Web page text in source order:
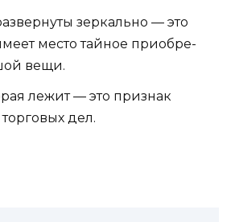
зеркально — это
место тай­ное при­об­ре­
ве­щи.
лежит — это признак
тор­го­вых дел.